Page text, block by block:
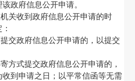
政府信息公开申请。
关收到政府信息公开申请的时
提交政府信息公开申请的，以提交
方式提交政府信息公开申请的，
收到申请之日；以平常信函等无需